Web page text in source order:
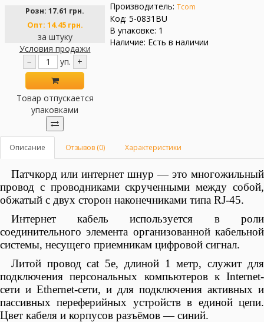
Розн: 17.61 грн.
Опт: 14.45 грн.
за штуку
Условия продажи
−
уп. +
Товар отпускается
упаковками
Производитель: Tcom
Код: 5-0831BU
В упаковке: 1
Наличие: Есть в наличии
Описание Отзывов (0) Характеристики
Патчкорд или интернет шнур — это многожильный
провод с проводниками скрученными между собой,
обжатый с двух сторон наконечниками типа RJ-45.
Интернет кабель используется в роли
соединительного элемента организованной кабельной
системы, несущего приемникам цифровой сигнал.
Литой провод cat 5e, длиной 1 метр, служит для
подключения персональных компьютеров к Internet-
сети и Ethernet-сети, и для подключения активных и
пассивных переферийных устройств в единой цепи.
Цвет кабеля и корпусов разъёмов — синий.